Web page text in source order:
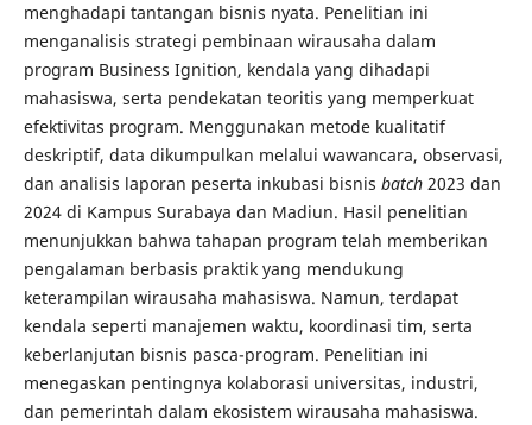
menghadapi tantangan bisnis nyata. Penelitian ini
menganalisis strategi pembinaan wirausaha dalam
program Business Ignition, kendala yang dihadapi
mahasiswa, serta pendekatan teoritis yang memperkuat
efektivitas program. Menggunakan metode kualitatif
deskriptif, data dikumpulkan melalui wawancara, observasi,
dan analisis laporan peserta inkubasi bisnis batch2023 dan
2024 di Kampus Surabaya dan Madiun. Hasil penelitian
menunjukkan bahwa tahapan program telah memberikan
pengalaman berbasis praktik yang mendukung
keterampilan wirausaha mahasiswa. Namun, terdapat
kendala seperti manajemen waktu, koordinasi tim, serta
keberlanjutan bisnis pasca-program. Penelitian ini
menegaskan pentingnya kolaborasi universitas, industri,
dan pemerintah dalam ekosistem wirausaha mahasiswa.